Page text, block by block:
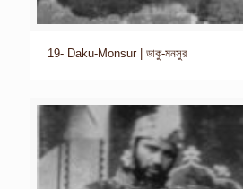
19- Daku-Monsur | ডাকু-মনসুর